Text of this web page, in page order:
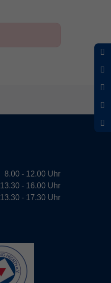
8.00 - 12.00 Uhr
13.30 - 16.00 Uhr
13.30 - 17.30 Uhr